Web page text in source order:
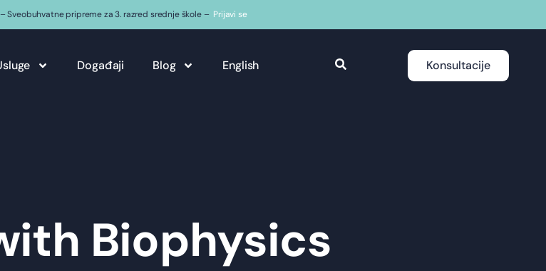
Sveobuhvatne pripreme za 3. razred srednje škole – Prijavi se
Događaji Blog English Konsultacije
Biophysics